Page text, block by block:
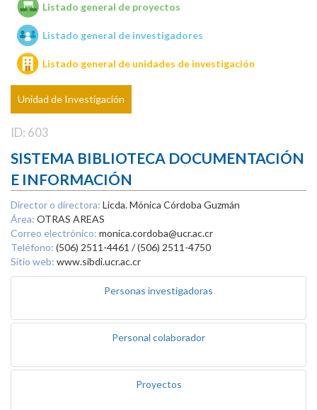
Unidades de investigación
Listado general de proyectos
Listado general de investigadores
Listado general de unidades de investigación
Unidad de Investigación
ID: 603
SISTEMA BIBLIOTECA DOCUMENTACIÓN
E INFORMACIÓN
Director o directora: Licda. Mónica Córdoba Guzmán
Área: OTRAS AREAS
Correo electrónico: monica.cordoba@ucr.ac.cr
Teléfono: (506) 2511-4461 / (506) 2511-4750
Sitio web: www.sibdi.ucr.ac.cr
Personas investigadoras
Personal colaborador
Proyectos